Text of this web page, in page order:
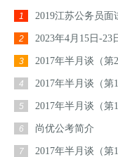
1 2019江苏公务员面
2 2023年4月15日-
3 2017年半月谈（第
4 2017年半月谈（第
5 2017年半月谈（第
6 尚优公考简介
7 2017年半月谈（第